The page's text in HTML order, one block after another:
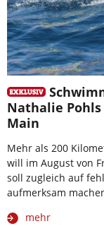
Nathalie Pohls
Main
Mehr als 200
will im August von
soll zugleich auf
aufmerksam
mehr